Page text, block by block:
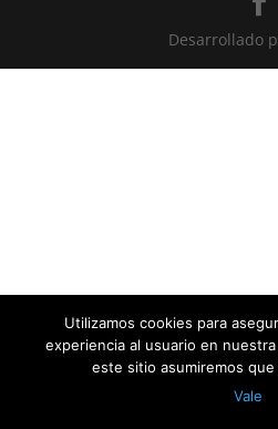
Desarrollado
Utilizamos cookies para
experiencia al usuario en
este sitio asumiremos
Vale